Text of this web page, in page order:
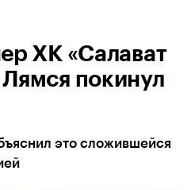
ХК «Салават
покинул
это сложившейся